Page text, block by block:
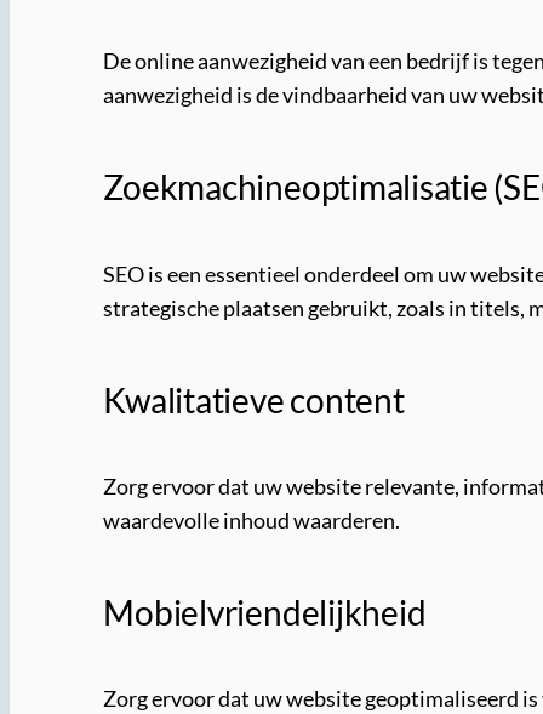
De online aanwezigheid van een bedrijf is
aanwezigheid is de vindbaarheid van uw
Zoekmachineoptimalisatie
SEO is een essentieel onderdeel om uw
strategische plaatsen gebruikt, zoals in titels,
Kwalitatieve content
Zorg ervoor dat uw website relevante,
waardevolle inhoud waarderen.
Mobielvriendelijkheid
Zorg ervoor dat uw website geoptimaliseerd